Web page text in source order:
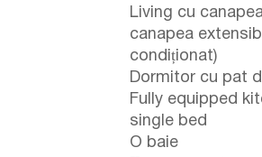
Living cu
canapea
condiționat)
Dormitor cu pat
Fully equipped
single bed
O baie